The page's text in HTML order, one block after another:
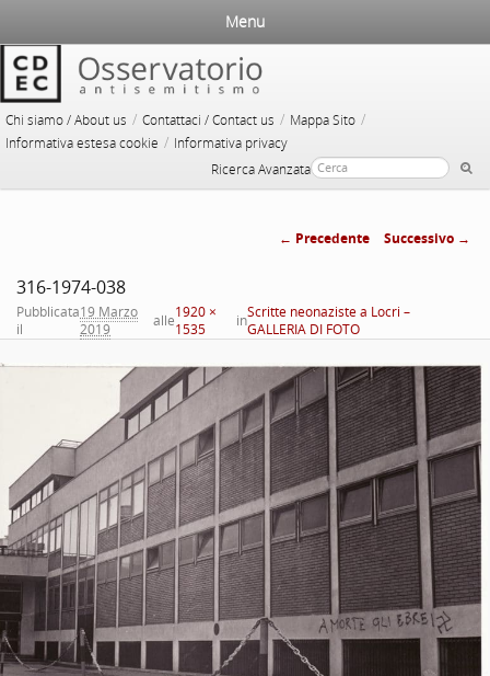
Chi siamo / About us / Contattaci / Contact us / Mappa Sito /
Informativa estesa cookie / Informativa privacy
Ricerca Avanzata
Menu
immagini
← Precedente Successivo →
316-1974-038
Pubblicata
il
19 Marzo
2019
alle1920 ×
1535
inScritte neonaziste a Locri –
GALLERIA DI FOTO